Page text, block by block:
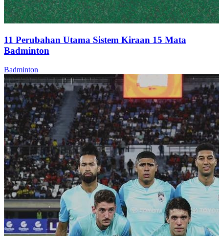
11 Perubahan Utama Sistem Kiraan 15 Mata
Badminton
Badminton